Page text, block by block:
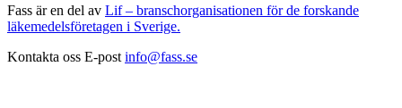
Fass är en del av Lif – branschorganisationen för de forskande
läkemedelsföretagen i Sverige.
Kontakta oss E-post info@fass.se